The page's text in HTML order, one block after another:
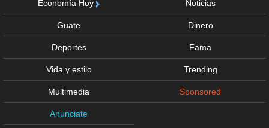
Economía Hoy Noticias
Guate Dinero
Deportes Fama
Vida y estilo Trending
Multimedia Sponsored
Anúnciate